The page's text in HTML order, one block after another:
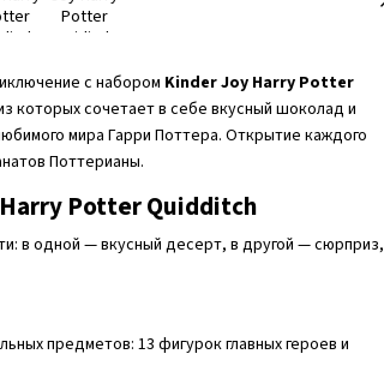
с набором Kinder Joy Harry Potter
которых сочетает в себе вкусный шоколад и
мира Гарри Поттера. Открытие каждого
Поттерианы.
Potter Quidditch
в одной — вкусный десерт, в другой — сюрприз,
предметов: 13 фигурок главных героев и